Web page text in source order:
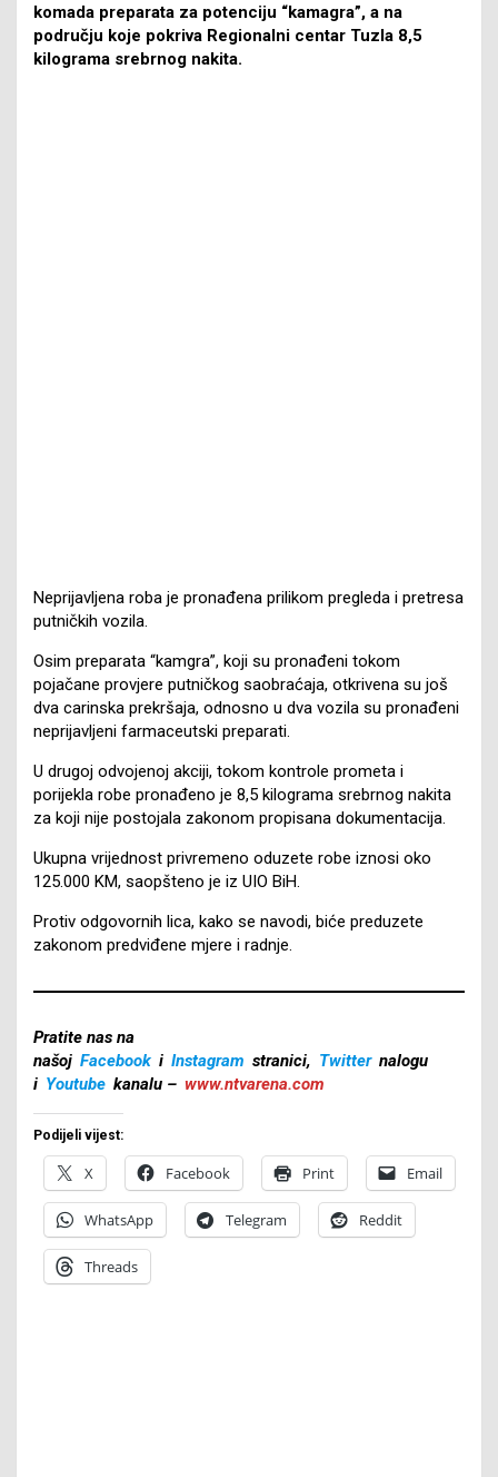
komada preparata za potenciju “kamagra”, a na
području koje pokriva Regionalni centar Tuzla 8,5
kilograma srebrnog nakita.
Neprijavljena roba je pronađena prilikom pregleda i pretresa
putničkih vozila.
Osim preparata “kamgra”, koji su pronađeni tokom
pojačane provjere putničkog saobraćaja, otkrivena su još
dva carinska prekršaja, odnosno u dva vozila su pronađeni
neprijavljeni farmaceutski preparati.
U drugoj odvojenoj akciji, tokom kontrole prometa i
porijekla robe pronađeno je 8,5 kilograma srebrnog nakita
za koji nije postojala zakonom propisana dokumentacija.
Ukupna vrijednost privremeno oduzete robe iznosi oko
125.000 KM, saopšteno je iz UIO BiH.
Protiv odgovornih lica, kako se navodi, biće preduzete
zakonom predviđene mjere i radnje.
Pratite nas na
našoj Facebook i Instagram stranici, Twitter nalogu
i Youtube kanalu – www.ntvarena.com
Podijeli vijest:
X Facebook Print Email
WhatsApp Telegram Reddit
Threads